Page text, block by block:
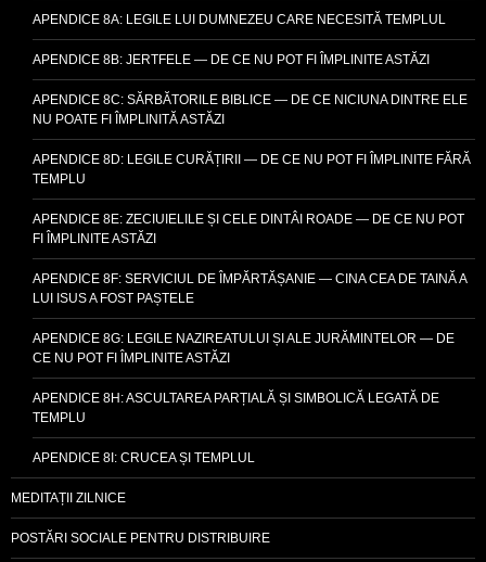
APENDICE 8A: LEGILE LUI DUMNEZEU CARE NECESITĂ TEMPLUL
APENDICE 8B: JERTFELE — DE CE NU POT FI ÎMPLINITE ASTĂZI
APENDICE 8C: SĂRBĂTORILE BIBLICE — DE CE NICIUNA DINTRE ELE
NU POATE FI ÎMPLINITĂ ASTĂZI
APENDICE 8D: LEGILE CURĂȚIRII — DE CE NU POT FI ÎMPLINITE FĂRĂ
TEMPLU
APENDICE 8E: ZECIUIELILE ȘI CELE DINTÂI ROADE — DE CE NU POT
FI ÎMPLINITE ASTĂZI
APENDICE 8F: SERVICIUL DE ÎMPĂRTĂȘANIE — CINA CEA DE TAINĂ A
LUI ISUS A FOST PAȘTELE
APENDICE 8G: LEGILE NAZIREATULUI ȘI ALE JURĂMINTELOR — DE
CE NU POT FI ÎMPLINITE ASTĂZI
APENDICE 8H: ASCULTAREA PARȚIALĂ ȘI SIMBOLICĂ LEGATĂ DE
TEMPLU
APENDICE 8I: CRUCEA ȘI TEMPLUL
MEDITAȚII ZILNICE
POSTĂRI SOCIALE PENTRU DISTRIBUIRE